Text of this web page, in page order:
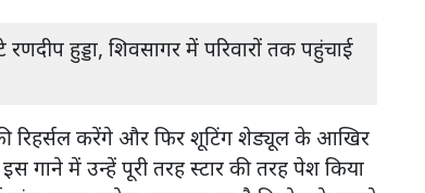
हुड्डा, शिवसागर में परिवारों तक पहुंचाई
रिहर्सल करेंगे और फिर शूटिंग शेड्यूल के आखिर
गाने में उन्हें पूरी तरह स्टार की तरह पेश किया